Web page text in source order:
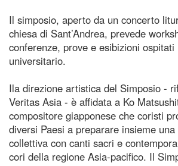
Il simposio, aperto da un concerto
chiesa di Sant’Andrea, prevede
conferenze, prove e esibizioni ospitati
universitario.
Ila direzione artistica del Simposio -
Veritas Asia - è affidata a Ko
compositore giapponese che coristi
diversi Paesi a preparare insieme
collettiva con canti sacri e
cori della regione Asia-pacifico. Il